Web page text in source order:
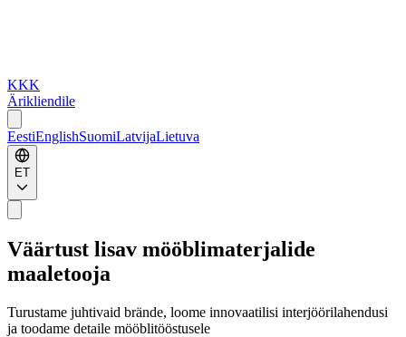
KKK
Ärikliendile
EestiEnglishSuomiLatvijaLietuva
ET
Väärtust lisav mööblimaterjalide
maaletooja
Turustame juhtivaid brände, loome innovaatilisi interjöörilahendusi
ja toodame detaile mööblitööstusele